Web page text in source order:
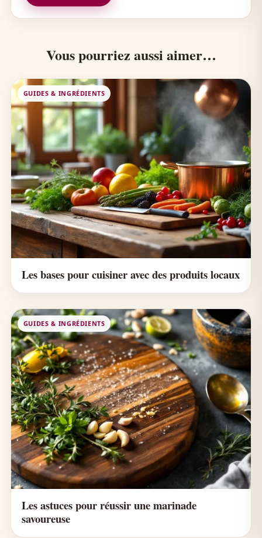
Vous pourriez aussi aimer…
GUIDES & INGRÉDIENTS
Les bases pour cuisiner avec des produits locaux
GUIDES & INGRÉDIENTS
Les astuces pour réussir une marinade
savoureuse